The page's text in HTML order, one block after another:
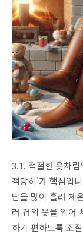
3.1. 적절한 옷차
적당히'가 핵심입
땀을 많이 흘려 체
러 겹의 옷을 입어
하기 편하도록 조